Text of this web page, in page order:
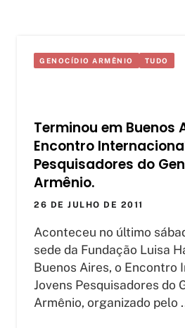
GENOCÍDIO ARMÊNIO TUDO
Terminou em Buenos
Encontro
Pesquisadores do
Armênio.
26 DE JULHO DE 2011
Aconteceu no último
sede da Fundação Luisa
Buenos Aires, o Encontro
Jovens Pesquisadores do
Armênio, organizado pelo